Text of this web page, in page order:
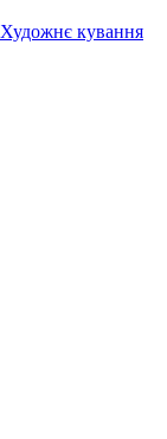
Художнє кування